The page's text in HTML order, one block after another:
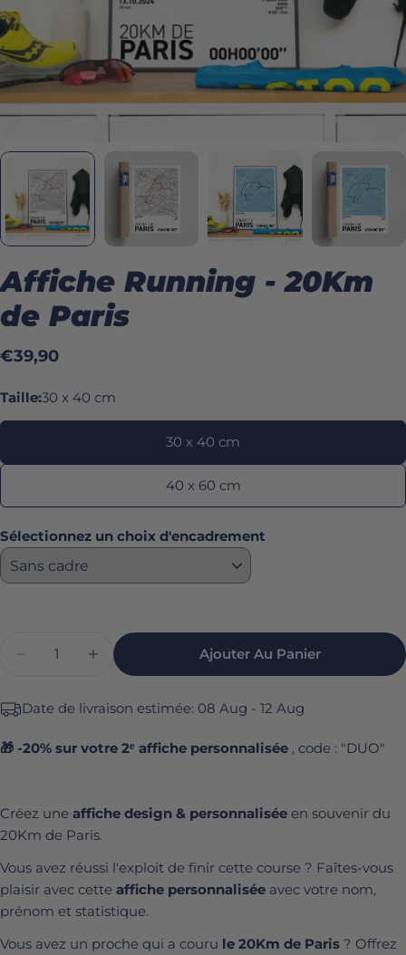
Affiche Running - 20Km
de Paris
Prix
habituel
€39,90
Taille:30 x 40 cm
30 x 40 cm
40 x 60 cm
Sélectionnez un choix d'encadrement
Diminuer La Quantité Pour Affiche Running -
Augmenter La Quantité Pour
Ajouter Au Panier
Date de livraison estimée: 08 Aug - 12 Aug
🎁 -20% sur votre 2ᵉ affiche personnalisée , code : "DUO"
Créez une affiche design & personnalisée en souvenir du
20Km de Paris.
Vous avez réussi l'exploit de finir cette course ? Faîtes-vous
plaisir avec cette affiche personnalisée avec votre nom,
prénom et statistique.
Vous avez un proche qui a couru le 20Km de Paris ? Offrez